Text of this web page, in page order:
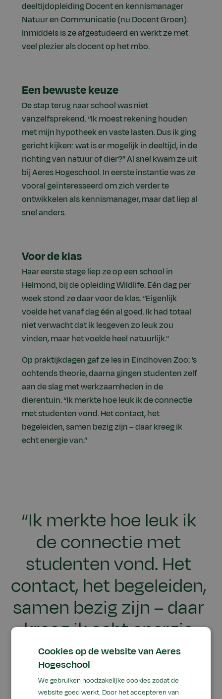
deeltijdopleiding Docent en kennismanager
Natuur en Communicatie (nu Docent Groen).
Inmiddels is ze afgestudeerd en werkt ze met
veel plezier als docent op het mbo.
Een bewuste keuze
De stap terug naar school was niet
vanzelfsprekend. “Ik moest rekening houden
met mijn hypotheek en vaste lasten. Dus ik ging
gericht kijken: wat is er mogelijk in deeltijd, in de
richting van natuur of dier?” Al snel kwam ze uit
bij Aeres Hogeschool. In eerste instantie was ze
vooral geïnteresseerd om zich verder te
ontwikkelen als kennismanager, maar dat liep al
snel anders.
Voor de klas
Haar eerste stage liep ze op een school in
Helmond, bij de opleiding Wildlife. Eén dag per
week stond ze daar voor de klas. “Eigenlijk
voelde het vanaf dag één al goed. Ik had totaal
niet verwacht dat ik lesgeven zo leuk zou
vinden, maar het voelde heel natuurlijk.”
Op praktijkdagen gaf ze les in Eindhoven Zoo: ’s
ochtends theorie, daarna gingen studenten zelf
aan de slag met werkzaamheden in de
dierentuin. “Ik merkte hoe leuk ik de connectie
met studenten vond. Het contact, het
begeleiden, samen bezig zijn – daar kreeg ik
echt energie van.”
“Ik merkte hoe leuk ik
de connectie met
studenten vond. Het
contact, het begeleiden,
samen bezig zijn – daar
kreeg ik echt energie
van.”
Yoni Muggen, oud-student Docent en
Cookies op de website van Aeres
Hogeschool
We gebruiken noodzakelijke cookies zodat de
website goed werkt. Door het accepteren van